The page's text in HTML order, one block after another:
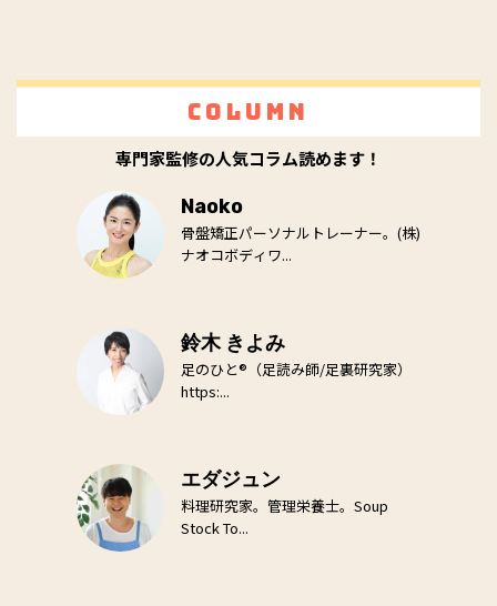
Column
専門家監修の人気コラム読めます！
Naoko
骨盤矯正パーソナルトレーナー。(株)
ナオコボディワ...
鈴木 きよみ
足のひと®（足読み師/足裏研究家）
https:...
エダジュン
料理研究家。管理栄養士。Soup
Stock To...